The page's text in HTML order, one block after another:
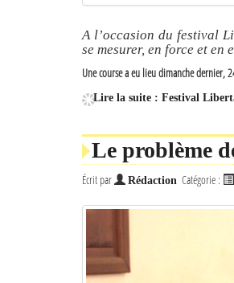
A l’occasion du festival
se mesurer, en force et en
Une course a eu lieu dimanche dernier,
Lire la suite : Festival
Le problème
Écrit par Rédaction Catégorie :